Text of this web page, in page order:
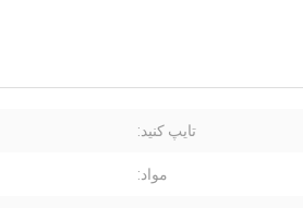
تایپ کنید:
مواد: